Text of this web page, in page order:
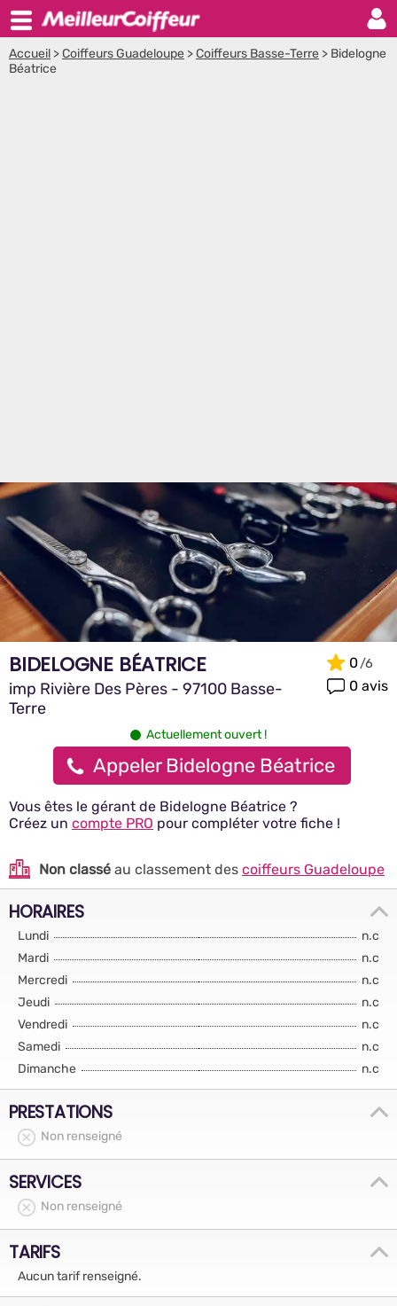
Accueil >Coiffeurs Guadeloupe >Coiffeurs Basse-Terre > Bidelogne
Béatrice
BIDELOGNE BÉATRICE
imp Rivière Des Pères - 97100 Basse-
Terre
0
0 avis
Actuellement ouvert !
Appeler Bidelogne Béatrice
Vous êtes le gérant de Bidelogne Béatrice ?
Créez un compte PRO pour compléter votre fiche !
Non classé au classement des coiffeurs Guadeloupe
HORAIRES
Lundi
n.c
Mardi
n.c
Mercredi
n.c
Jeudi
n.c
Vendredi
n.c
Samedi
n.c
Dimanche
n.c
PRESTATIONS
Non renseigné
SERVICES
Non renseigné
TARIFS
Aucun tarif renseigné.